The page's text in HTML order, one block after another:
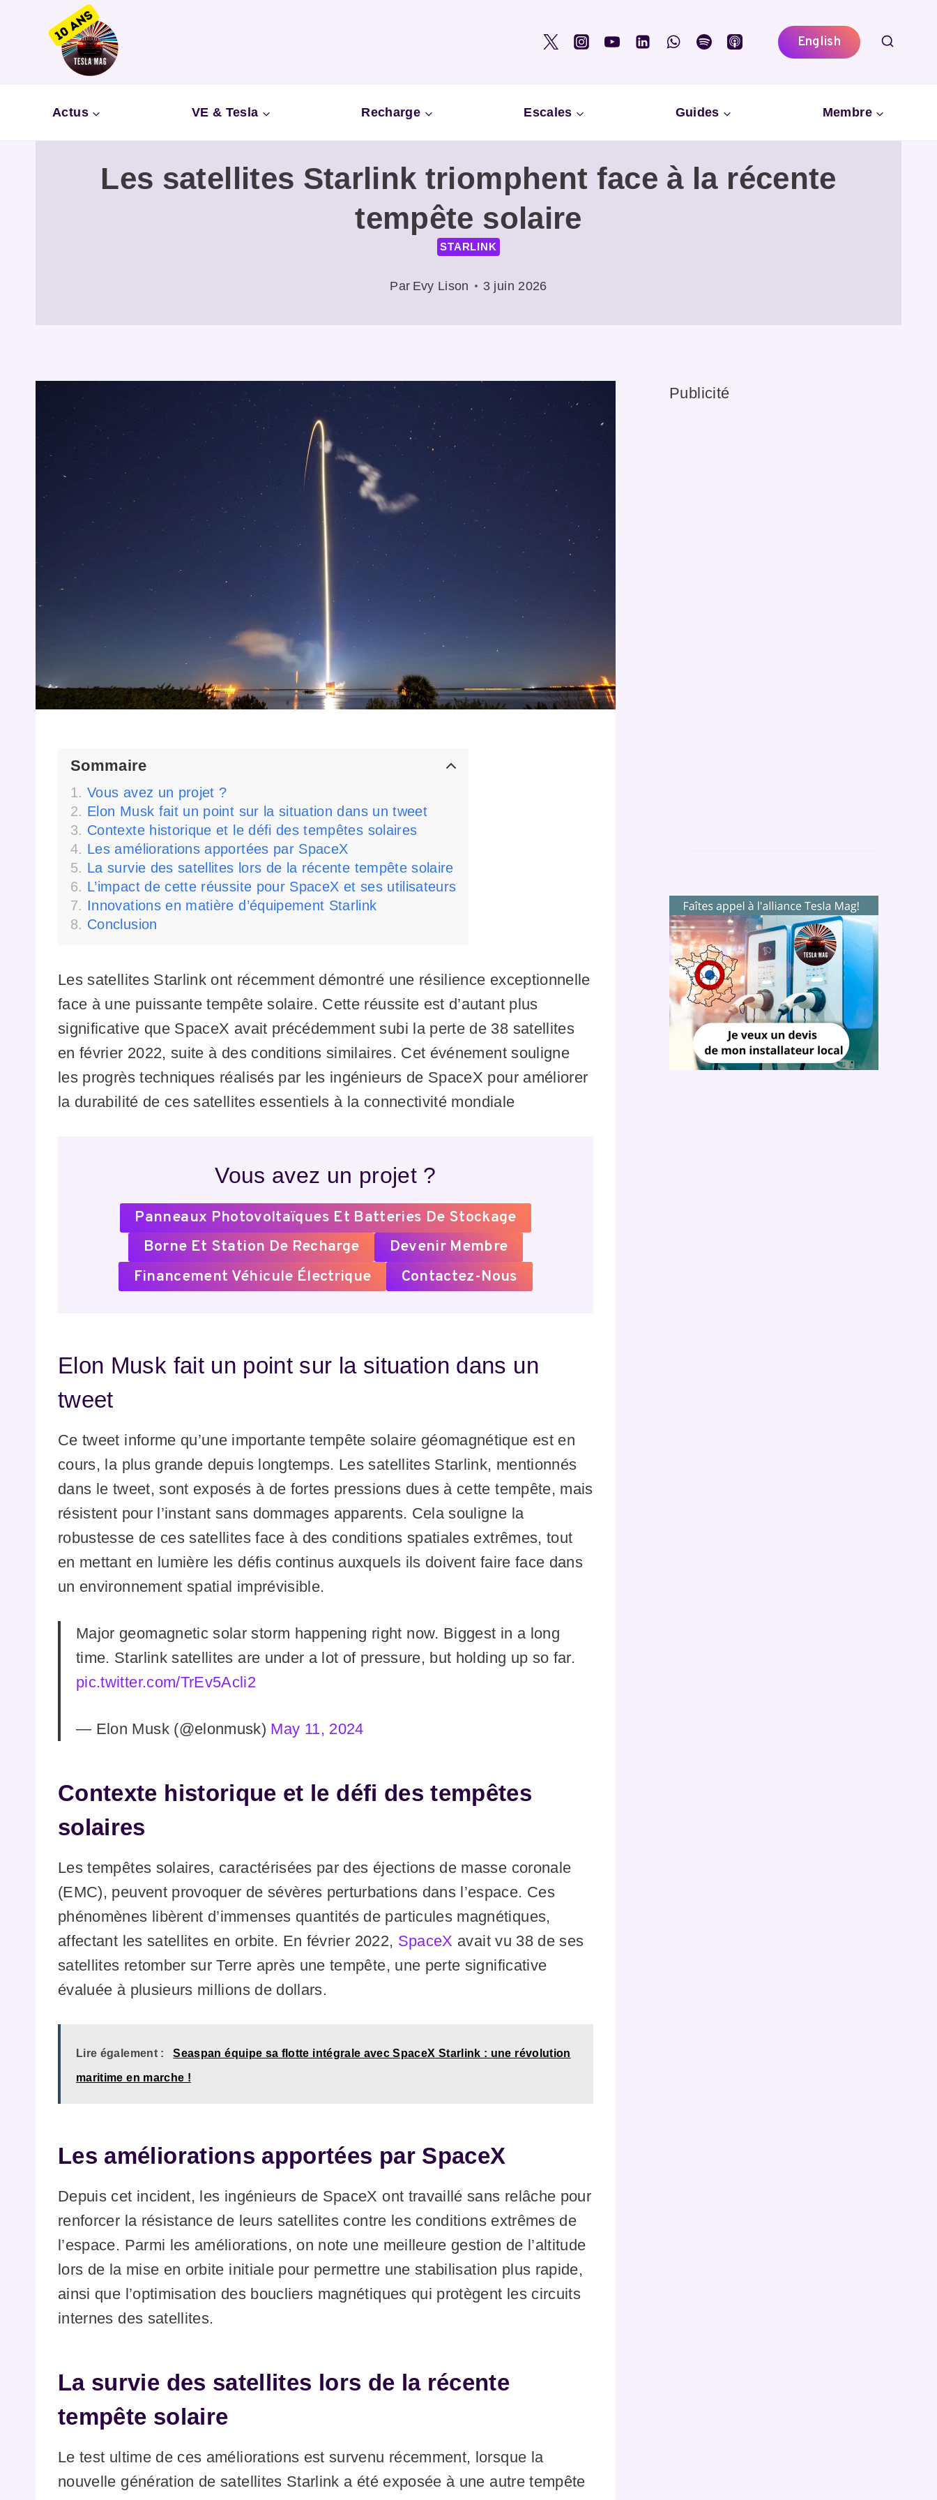
English
Actus VE & Tesla Recharge Escales Guides Membre
Les satellites Starlink triomphent face à la récente
tempête solaire
STARLINK
Par Evy Lison 3 juin 2026
Sommaire
Vous avez un projet ?
Elon Musk fait un point sur la situation dans un tweet
Contexte historique et le défi des tempêtes solaires
Les améliorations apportées par SpaceX
La survie des satellites lors de la récente tempête solaire
L’impact de cette réussite pour SpaceX et ses utilisateurs
Innovations en matière d’équipement Starlink
Conclusion
Les satellites Starlink ont récemment démontré une résilience exceptionnelle
face à une puissante tempête solaire. Cette réussite est d’autant plus
significative que SpaceX avait précédemment subi la perte de 38 satellites
en février 2022, suite à des conditions similaires. Cet événement souligne
les progrès techniques réalisés par les ingénieurs de SpaceX pour améliorer
la durabilité de ces satellites essentiels à la connectivité mondiale
Vous avez un projet ?
Panneaux Photovoltaïques Et Batteries De Stockage
Borne Et Station De Recharge
Devenir Membre
Financement Véhicule Électrique
Contactez-Nous
Elon Musk fait un point sur la situation dans un
tweet
Ce tweet informe qu’une importante tempête solaire géomagnétique est en
cours, la plus grande depuis longtemps. Les satellites Starlink, mentionnés
dans le tweet, sont exposés à de fortes pressions dues à cette tempête, mais
résistent pour l’instant sans dommages apparents. Cela souligne la
robustesse de ces satellites face à des conditions spatiales extrêmes, tout
en mettant en lumière les défis continus auxquels ils doivent faire face dans
un environnement spatial imprévisible.
Major geomagnetic solar storm happening right now. Biggest in a long
time. Starlink satellites are under a lot of pressure, but holding up so far.
pic.twitter.com/TrEv5Acli2
— Elon Musk (@elonmusk) May 11, 2024
Contexte historique et le défi des tempêtes
solaires
Les tempêtes solaires, caractérisées par des éjections de masse coronale
(EMC), peuvent provoquer de sévères perturbations dans l’espace. Ces
phénomènes libèrent d’immenses quantités de particules magnétiques,
affectant les satellites en orbite. En février 2022, SpaceX avait vu 38 de ses
satellites retomber sur Terre après une tempête, une perte significative
évaluée à plusieurs millions de dollars.
Lire également : Seaspan équipe sa flotte intégrale avec SpaceX Starlink : une révolution
maritime en marche !
Les améliorations apportées par SpaceX
Depuis cet incident, les ingénieurs de SpaceX ont travaillé sans relâche pour
renforcer la résistance de leurs satellites contre les conditions extrêmes de
l’espace. Parmi les améliorations, on note une meilleure gestion de l’altitude
lors de la mise en orbite initiale pour permettre une stabilisation plus rapide,
ainsi que l’optimisation des boucliers magnétiques qui protègent les circuits
internes des satellites.
La survie des satellites lors de la récente
tempête solaire
Le test ultime de ces améliorations est survenu récemment, lorsque la
nouvelle génération de satellites Starlink a été exposée à une autre tempête
Publicité